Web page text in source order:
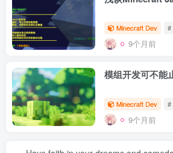
Minecraft Dev #
9个月前
模组开发可不能
Minecraft Dev #
9个月前